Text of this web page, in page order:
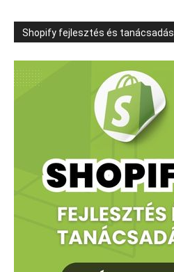
Shopify fejlesztés és tanácsadás